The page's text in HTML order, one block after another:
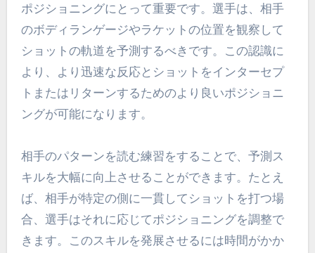
ポジショニングにとって重要です。選手は、相手
のボディランゲージやラケットの位置を観察して
ショットの軌道を予測するべきです。この認識に
より、より迅速な反応とショットをインターセプ
トまたはリターンするためのより良いポジショニ
ングが可能になります。
相手のパターンを読む練習をすることで、予測ス
キルを大幅に向上させることができます。たとえ
ば、相手が特定の側に一貫してショットを打つ場
合、選手はそれに応じてポジショニングを調整で
きます。このスキルを発展させるには時間がかか